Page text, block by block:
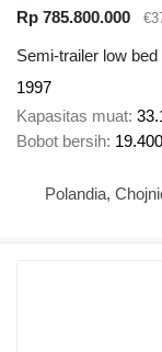
Rp 785.800.000
Semi-trailer low bed
1997
Kapasitas muat
Bobot bersih
Polandia,